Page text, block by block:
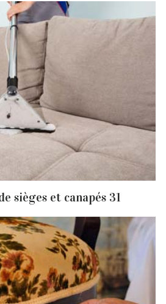
sièges et canapés 31